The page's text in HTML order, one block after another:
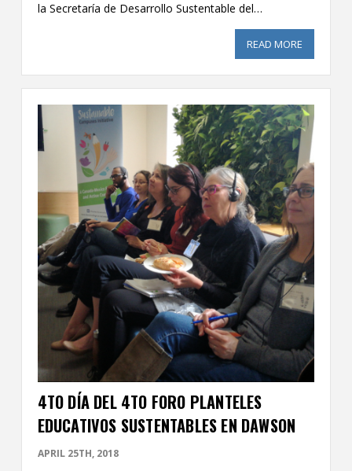
la Secretaría de Desarrollo Sustentable del…
READ MORE
4TO DÍA DEL 4TO FORO PLANTELES
EDUCATIVOS SUSTENTABLES EN DAWSON
APRIL 25TH, 2018